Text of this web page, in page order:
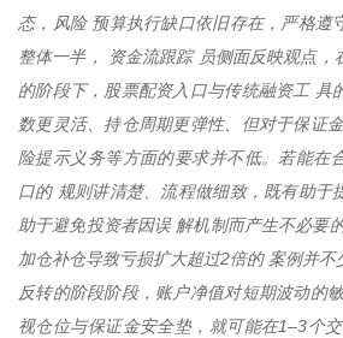
态，风险 预算执行缺口依旧存在，严格遵
整体一半， 资金流跟踪 员侧面反映观点，
的阶段下，股票配资入口与传统融资工 具
数更灵活、持仓周期更弹性、但对于保证
险提示义务等方面的要求并不低。若能在
口的 规则讲清楚、流程做细致，既有助于
助于避免投资者因误 解机制而产生不必要
加仓补仓导致亏损扩大超过2倍的 案例并
反转的阶段阶段，账户净值对短期波动的
视仓位与保证金安全垫，就可能在1–3个